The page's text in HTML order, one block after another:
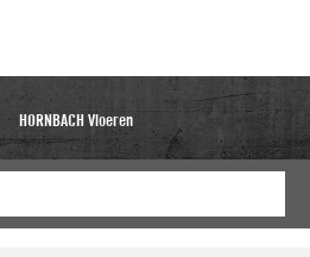
HORNBACH Vloeren